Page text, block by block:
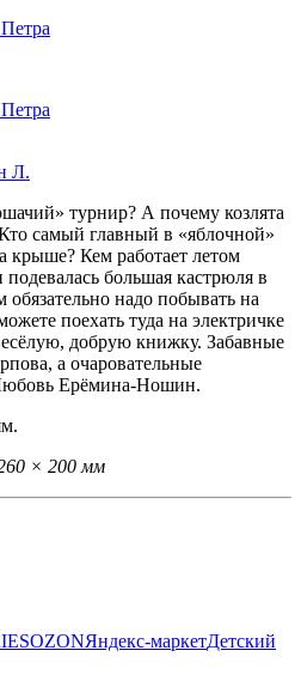
Л.
турнир? А почему козлята
самый главный в «яблочной»
крыше? Кем работает летом
большая кастрюля в
обязательно надо побывать на
поехать туда на электричке
добрую книжку. Забавные
а очаровательные
Ерёмина-Ношин.
× 200 мм
OZONЯндекс-маркетДетский